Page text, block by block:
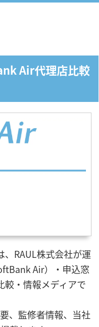
Air代理店比較
RAUL株式会社が運
Air）・申込窓
較・情報メディアで
、監修者情報、当社